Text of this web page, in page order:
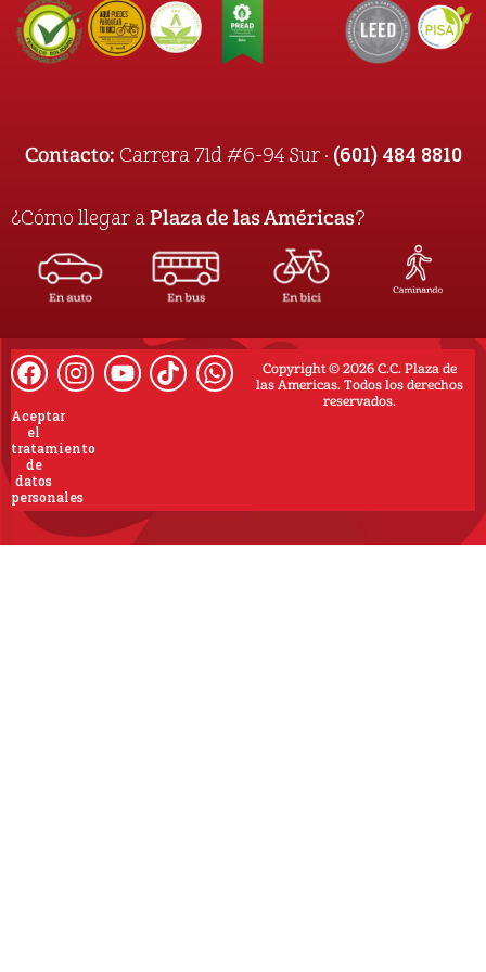
Contacto: Carrera 71d #6-94 Sur · (601) 484 8810
¿Cómo llegar a Plaza de las Américas?
Copyright © 2026 C.C. Plaza de
las Americas. Todos los derechos
reservados.
Aceptar
el
tratamiento
de
datos
personales